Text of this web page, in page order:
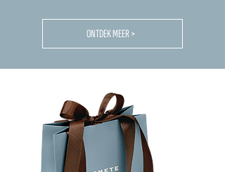
ONTDEK MEER >